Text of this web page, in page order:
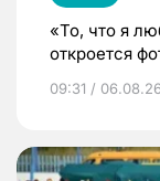
«То, что я
откроется
09:31 / 06.08.26